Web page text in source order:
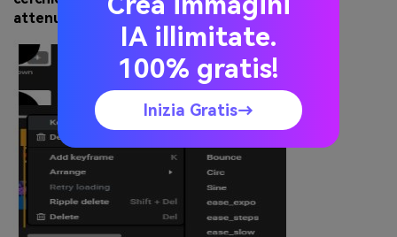
attenuazione.
IA illimitate.
100% gratis!
Inizia Gratis→